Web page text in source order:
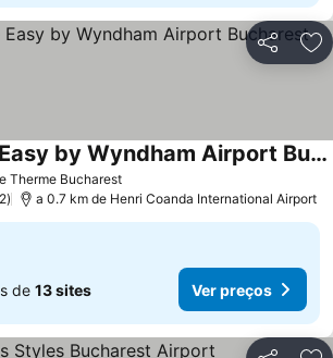
Partilhar
Therme Bucharest
Vienna House Easy by Wyndham Airport Bucharest
a 0.7 km de Henri Coanda International Airport
de 13 sites Ver preços